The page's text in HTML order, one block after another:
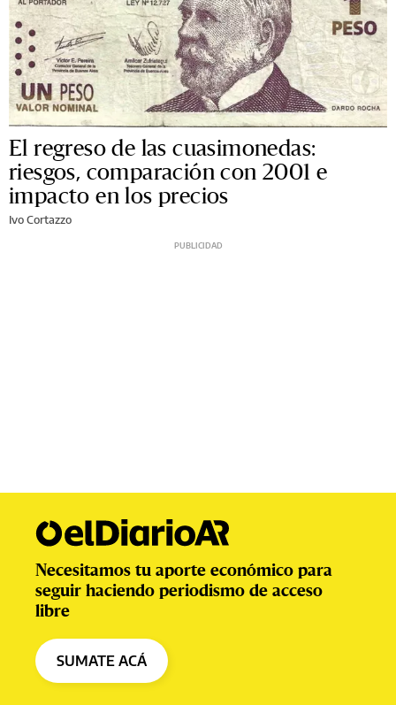
El regreso de las cuasimonedas:
riesgos, comparación con 2001 e
impacto en los precios
Ivo Cortazzo
Necesitamos tu aporte económico para
seguir haciendo periodismo de acceso
libre
SUMATE ACÁ